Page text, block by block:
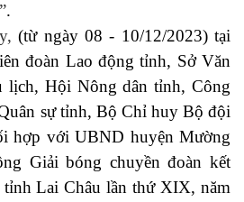
.
(từ ngày 08 - 10/12/2023) tại
đoàn Lao động tỉnh, Sở Văn
lịch, Hội Nông dân tỉnh, Công
sự tỉnh, Bộ Chỉ huy Bộ đội
hợp với UBND huyện Mường
Giải bóng chuyền đoàn kết
Lai Châu lần thứ XIX, năm